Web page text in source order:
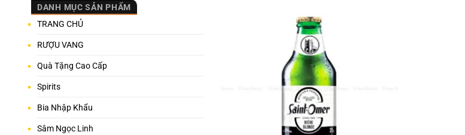
DANH MỤC SẢN PHẨM
TRANG CHỦ
RƯỢU VANG
Quà Tặng Cao Cấp
Spirits
Bia Nhập Khẩu
Sâm Ngọc Linh